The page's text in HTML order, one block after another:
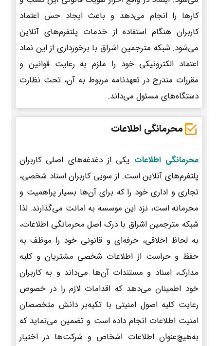
کارها را انجام می‌دهد و باعث ایجاد حس اعتماد
کاربران هنگام استفاده از خدمات پلتفرم‌های آنلاین
می‌شود. شبکه مترجمین اشراق با برخورداری از این نماد
اعتماد الکترونیکی خود را ملزم به رعایت قوانین و
مقررات مندرج در تعهدنامه مربوط به آن، تحت نظارت
دستگاه‌های مسئول می‌داند.
محرمانگی اطلاعات
محرمانگی اطلاعات یکی از دغدغه‌های اصلی کاربران
پلتفرم‌های آنلاین است. از سویی کاربران اسناد شخصی،
تجاری و اداری خود را که برای آن‌ها بسیار پراهمیت و
محرمانه است، نزد این موسسه به امانت می‌گذارند. لذا
شبکه مترجمین اشراق با درک اصل محرمانگی اطلاعات،
به لحاظ اخلاقی، حرفه‌ای و قانونی خود را موظف به
حفظ و حراست از اطلاعات شخصی مشتریان و کلیه
مدارک، اسناد و مستندات آن‌ها می‌داند و به کاربران
خود اطمینان می‌دهد که اقدامات لازم را در خصوص
رعایت کلیه اصول امنیتی با تکیه‌بر دانش متخصصان
امنیت اطلاعات انجام داده است و تضمین می‌نماید که
به‌هیچ‌عنوان اطلاعات اشخاص و شرکت‌ها در اختیار